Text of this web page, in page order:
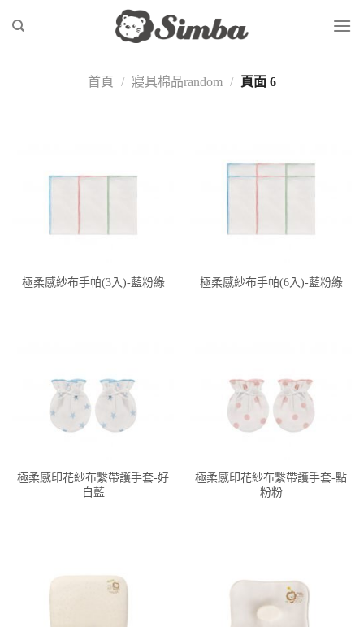
首頁 / 寢具棉品random / 頁面 6
極柔感紗布手帕(3入)-藍粉綠 極柔感紗布手帕(6入)-藍粉綠
極柔感印花紗布繫帶護手套-好
自藍
極柔感印花紗布繫帶護手套-點
粉粉